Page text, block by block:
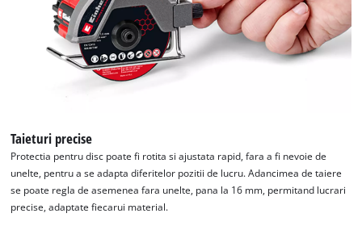
Taieturi precise
Protectia pentru disc poate fi rotita si ajustata rapid, fara a fi nevoie de
unelte, pentru a se adapta diferitelor pozitii de lucru. Adancimea de taiere
se poate regla de asemenea fara unelte, pana la 16 mm, permitand lucrari
precise, adaptate fiecarui material.